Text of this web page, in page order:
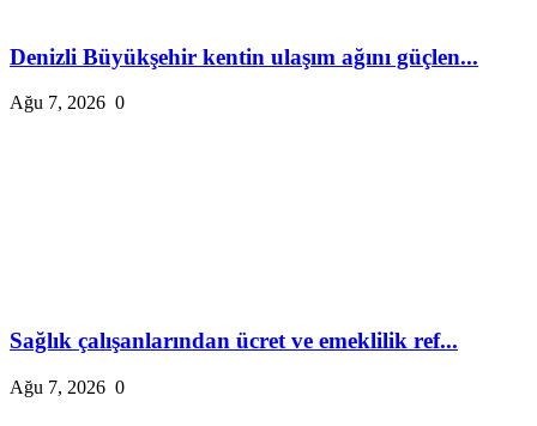
Denizli Büyükşehir kentin ulaşım ağını güçlen...
Ağu 7, 2026 0
Sağlık çalışanlarından ücret ve emeklilik ref...
Ağu 7, 2026 0